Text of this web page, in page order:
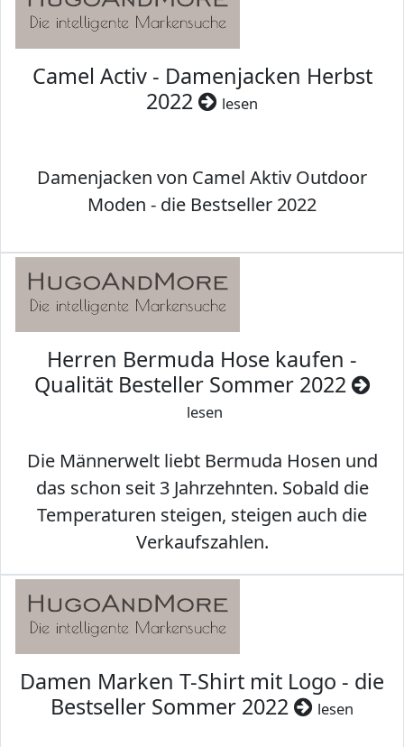
Camel Activ - Damenjacken Herbst
2022
lesen
Damenjacken von Camel Aktiv Outdoor
Moden - die Bestseller 2022
Herren Bermuda Hose kaufen -
Qualität Besteller Sommer 2022
lesen
Die Männerwelt liebt Bermuda Hosen und
das schon seit 3 Jahrzehnten. Sobald die
Temperaturen steigen, steigen auch die
Verkaufszahlen.
Damen Marken T-Shirt mit Logo - die
Bestseller Sommer 2022
lesen